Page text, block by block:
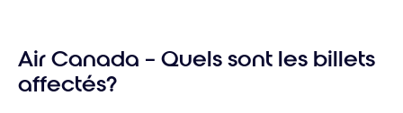
Air Canada – Quels sont les billets
affectés?